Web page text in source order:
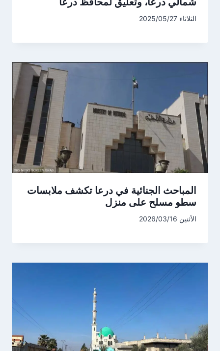
الثلاثاء 2025/05/27
المباحث الجنائية في درعا تكشف ملابسات
سطو مسلح على منزل
الأثنين 2026/03/16